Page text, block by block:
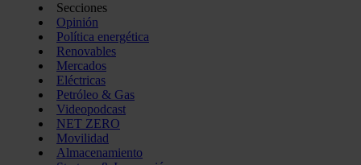
Secciones
Opinión
Política energética
Renovables
Mercados
Eléctricas
Petróleo & Gas
Videopodcast
NET ZERO
Movilidad
Almacenamiento